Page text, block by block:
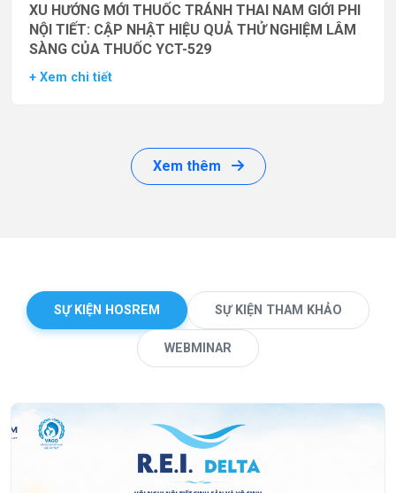
XU HƯỚNG MỚI THUỐC TRÁNH THAI NAM GIỚI PHI
NỘI TIẾT: CẬP NHẬT HIỆU QUẢ THỬ NGHIỆM LÂM
SÀNG CỦA THUỐC YCT-529
+ Xem chi tiết
Xem thêm
SỰ KIỆN HOSREM SỰ KIỆN THAM KHẢO
WEBMINAR